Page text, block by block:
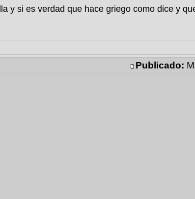
y si es verdad que hace griego como dice y
Publicado: